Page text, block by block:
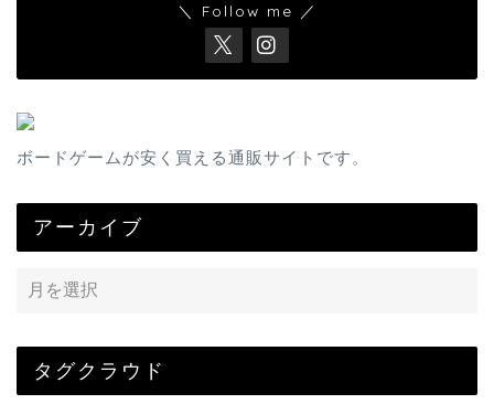
＼ Follow me ／
ボードゲームが安く買える通販サイトです。
アーカイブ
タグクラウド